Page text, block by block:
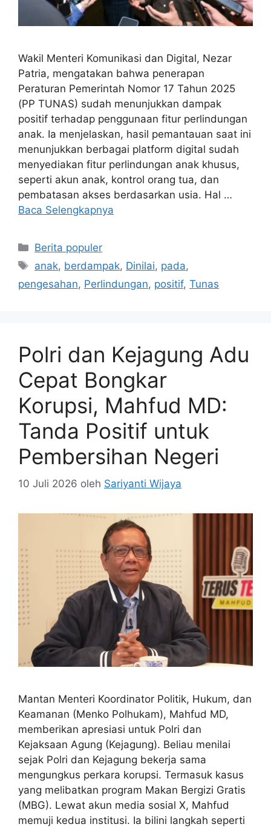
Wakil Menteri Komunikasi dan Digital, Nezar
Patria, mengatakan bahwa penerapan
Peraturan Pemerintah Nomor 17 Tahun 2025
(PP TUNAS) sudah menunjukkan dampak
positif terhadap penggunaan fitur perlindungan
anak. Ia menjelaskan, hasil pemantauan saat ini
menunjukkan berbagai platform digital sudah
menyediakan fitur perlindungan anak khusus,
seperti akun anak, kontrol orang tua, dan
pembatasan akses berdasarkan usia. Hal …
Baca Selengkapnya
Kategori
Berita populer
Tag
anak, berdampak, Dinilai, pada,
pengesahan, Perlindungan, positif, Tunas
Polri dan Kejagung Adu
Cepat Bongkar
Korupsi, Mahfud MD:
Tanda Positif untuk
Pembersihan Negeri
10 Juli 2026 oleh Sariyanti Wijaya
Mantan Menteri Koordinator Politik, Hukum, dan
Keamanan (Menko Polhukam), Mahfud MD,
memberikan apresiasi untuk Polri dan
Kejaksaan Agung (Kejagung). Beliau menilai
sejak Polri dan Kejagung bekerja sama
mengungkus perkara korupsi. Termasuk kasus
yang melibatkan program Makan Bergizi Gratis
(MBG). Lewat akun media sosial X, Mahfud
memuji kedua institusi. Ia bilini langkah seperti